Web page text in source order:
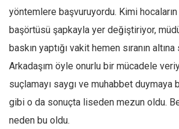
Spor
Manzara
Sağlık
Gıda-Beslenme
Hayat
Türkiye
yöntemlere başvuruyordu. Kimi
başörtüsü şapkayla yer değiştiriyor,
baskın yaptığı vakit hemen sıranın
Arkadaşım öyle onurlu bir mücadele
suçlamayı saygı ve muhabbet duymaya
gibi o da sonuçta liseden mezun oldu.
neden bu oldu.